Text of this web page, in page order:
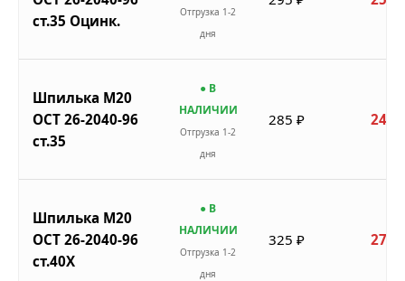
ст.35 Оцинк.
Отгрузка 1-2
дня
Шпилька М20
ОСТ 26-2040-96
ст.35
● В
НАЛИЧИИ
Отгрузка 1-2
дня
285 ₽ 242
Шпилька М20
ОСТ 26-2040-96
ст.40Х
● В
НАЛИЧИИ
Отгрузка 1-2
дня
325 ₽ 276